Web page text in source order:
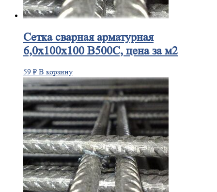
Сеткасварная арматурная
6,0х100х100 В500С, цена за м2
59 ₽ В корзину